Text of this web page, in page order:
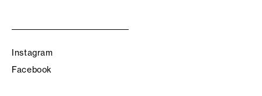
Instagram
Facebook